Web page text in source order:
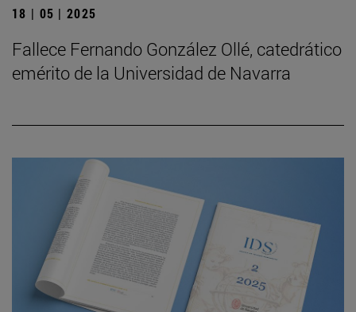
18 | 05 | 2025
Fallece Fernando González Ollé, catedrático
emérito de la Universidad de Navarra